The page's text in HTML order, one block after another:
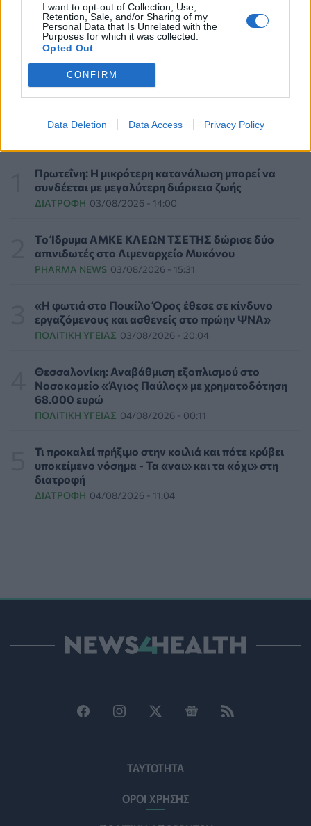
I want to opt-out of Collection, Use,
Retention, Sale, and/or Sharing of my
Personal Data that Is Unrelated with the
Purposes for which it was collected.
Opted Out
CONFIRM
Data Deletion Data Access Privacy Policy
Καυτερές πιπεριές και μαρούλια οι πηγές του
υγειονομικού τρόμου στις ΗΠΑ
06/08/2026 - 11:00
FDA: Πράσινο φως στο πρώτο εμβόλιο γρίπης mRNA
της Moderna – Τι δείχνουν οι μελέτες»
εβδομάδα, έξι θάνατοι
ΕΠΙΚΑΙΡΌΤΗΤΑ 06/08/2026 - 09:00
Μεγαλώνει πραγματικά η μυωπία μετά την
HEALTH TALK 06/08/2026 - 08:19
Στον σταθμό φιλοξενίας πυρόπληκτων ζώων στα
ΕΠΙΚΑΙΡΌΤΗΤΑ 06/08/2026 - 03:46
Το Πανεπιστήμιο Keele υπέβαλε φάκελο προπτυχιακού
ΕΠΙΚΑΙΡΌΤΗΤΑ 06/08/2026 - 00:04
Binge-Watching και φαγητό: Τα επιστημονικά
δεδομένα αποκαλύπτουν πολλά για την ψυχική υγεία
Γεωργιάδης: «Δεν έπεσε η ψευδοροφή στα ΤΕΠ του
Νοσοκομείου Κορίνθου, την ξήλωσαν»
ΠΟΛΙΤΙΚΉ ΥΓΕΊΑΣ 05/08/2026 - 21:53
ΥΓΕΊΑ 05/08/2026 - 20:42
ΕΠΙΚΑΙΡΌΤΗΤΑ 05/08/2026 - 20:16
διακομιδών στη Στερεά Ελλάδα με τα νέα
05/08/2026 - 19:49
ΔΗΜΟΦΙΛΗ
Πρωτεΐνη: Η μικρότερη κατανάλωση μπορεί να
συνδέεται με μεγαλύτερη διάρκεια ζωής
ΔΙΑΤΡΟΦΉ 03/08/2026 - 14:00
Tο Ίδρυμα ΑΜΚΕ ΚΛΕΩΝ ΤΣΕΤΗΣ δώρισε δύο
απινιδωτές στο Λιμεναρχείο Μυκόνου
PHARMA NEWS 03/08/2026 - 15:31
«Η φωτιά στο Ποικίλο Όρος έθεσε σε κίνδυνο
εργαζόμενους και ασθενείς στο πρώην ΨΝΑ»
ΠΟΛΙΤΙΚΉ ΥΓΕΊΑΣ 03/08/2026 - 20:04
Θεσσαλονίκη: Αναβάθμιση εξοπλισμού στο
Νοσοκομείο «Άγιος Παύλος» με χρηματοδότηση
68.000 ευρώ
ΠΟΛΙΤΙΚΉ ΥΓΕΊΑΣ 04/08/2026 - 00:11
Τι προκαλεί πρήξιμο στην κοιλιά και πότε κρύβει
υποκείμενο νόσημα - Τα «ναι» και τα «όχι» στη
διατροφή
ΔΙΑΤΡΟΦΉ 04/08/2026 - 11:04
ΤΑΥΤΟΤΗΤΑ
ΟΡΟΙ ΧΡΗΣΗΣ